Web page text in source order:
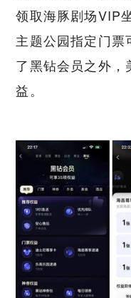
领取海豚剧场VIP
主题公园指定门票
了黑钻会员之外，
益。